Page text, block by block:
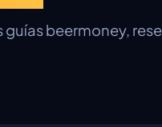
guías beermoney,